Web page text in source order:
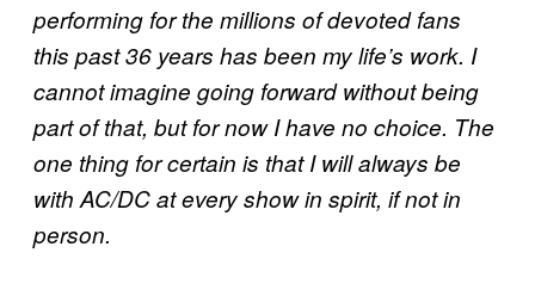
performing for the millions of devoted fans
this past 36 years has been my life’s work. I
cannot imagine going forward without being
part of that, but for now I have no choice. The
one thing for certain is that I will always be
with AC/DC at every show in spirit, if not in
person.